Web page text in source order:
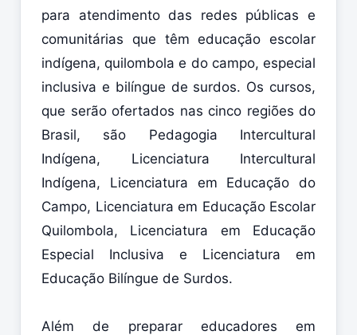
para atendimento das redes públicas e
comunitárias que têm educação escolar
indígena, quilombola e do campo, especial
inclusiva e bilíngue de surdos. Os cursos,
que serão ofertados nas cinco regiões do
Brasil, são Pedagogia Intercultural
Indígena, Licenciatura Intercultural
Indígena, Licenciatura em Educação do
Campo, Licenciatura em Educação Escolar
Quilombola, Licenciatura em Educação
Especial Inclusiva e Licenciatura em
Educação Bilíngue de Surdos.
Além de preparar educadores em